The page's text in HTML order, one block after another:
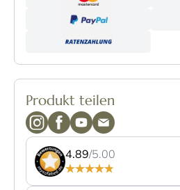
Produkt teilen
4.89/5.00